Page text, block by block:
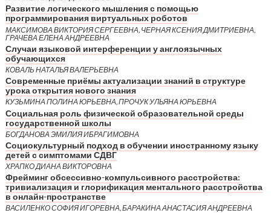
Развитие логического мышления с помощью
программирования виртуальных роботов
МАКСИМОВА ВИКТОРИЯ СЕРГЕЕВНА, ЧЕРНАЯ КСЕНИЯ ДМИТРИЕВНА,
ГРАЧЕВА ЕЛЕНА АНДРЕЕВНА
Случаи языковой интерференции у англоязычных
обучающихся
КОВАЛЬ НАТАЛЬЯ ВАЛЕРЬЕВНА
Современные приёмы актуализации знаний в структуре
урока открытия нового знания
КУЗЬМИНА ПОЛИНА ЮРЬЕВНА, ПРОЧУК УЛЬЯНА ЮРЬЕВНА
Социальная роль физической образовательной среды
государственной школы
БОГДАНОВА ЭМИЛИЯ ИБРАГИМОВНА
Социокультурный подход в обучении иностранному языку
детей с симптомами СДВГ
ХРАПКО ДИАНА ВИКТОРОВНА
Фрейминг обсессивно-компульсивного расстройства:
тривиализация и глорификация ментального расстройства
в онлайн-пространстве
ВАСИЛЕНКО СОФИЯ ИГОРЕВНА, БАРАКИНА АНАСТАСИЯ АНДРЕЕВНА